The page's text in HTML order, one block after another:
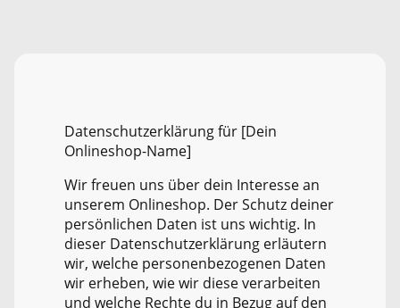
Datenschutzerklärung für [Dein
Onlineshop-Name]
Wir freuen uns über dein Interesse an
unserem Onlineshop. Der Schutz deiner
persönlichen Daten ist uns wichtig. In
dieser Datenschutzerklärung erläutern
wir, welche personenbezogenen Daten
wir erheben, wie wir diese verarbeiten
und welche Rechte du in Bezug auf den